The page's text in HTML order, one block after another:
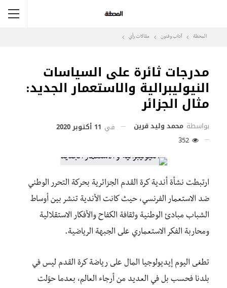
المحطة آداب وفنون مقالات رأي
مدرجات ثائرة على السياسات
النيوليبرالية والاستعمار الجديد:
مثال الجزائر
بواسطة محمد وليد قرين في 11 أكتوبر 2020
ارتبطت نشأة أندية كرة القدم الجزائرية بحركة التحرر الوطني
ضد الاستعمار الفرنسي، حيث كانت الأندية تنشر بين أوساط
الشباب مبادئ الوطنية وثقافة الكفاح والأفكار الاستقلالية
ومحاربة الفكر الاستعماري على الجبهة الرياضية.
تطغى اليوم إيديولوجيا المال على رياضة كرة القدم ليس في
بلدنا فحسب بل في العديد من أرجاء العالم، بعدما حوّلت